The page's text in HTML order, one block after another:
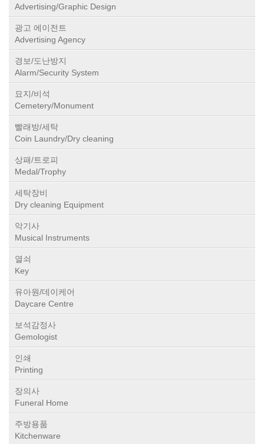
Advertising/Graphic Design
광고 에이전트
Advertising Agency
경보/도난방지
Alarm/Security System
묘지/비석
Cemetery/Monument
빨래방/세탁
Coin Laundry/Dry cleaning
상패/트로피
Medal/Trophy
세탁장비
Dry cleaning Equipment
악기사
Musical Instruments
열쇠
Key
유아원/데이케어
Daycare Centre
보석감정사
Gemologist
인쇄
Printing
장의사
Funeral Home
주방용품
Kitchenware